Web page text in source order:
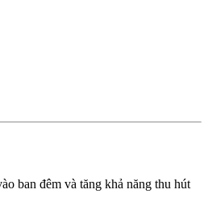
ban đêm và tăng khả năng thu hút